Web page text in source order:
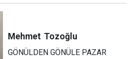
Mehmet Tozoğlu
GÖNÜLDEN GÖNÜLE PAZAR